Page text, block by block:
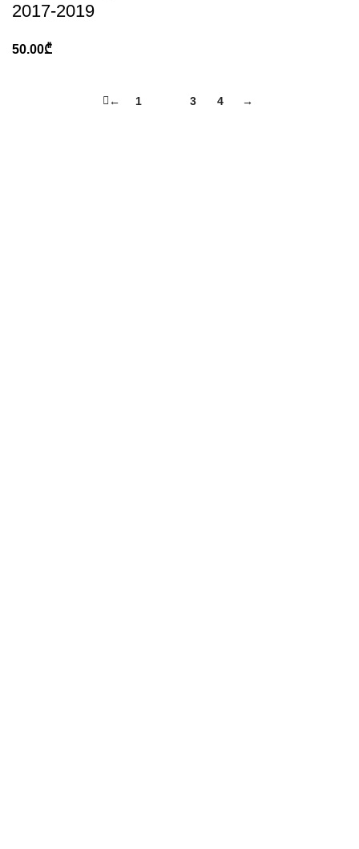
2017-2019
50.00₾
← 1 3 4 →